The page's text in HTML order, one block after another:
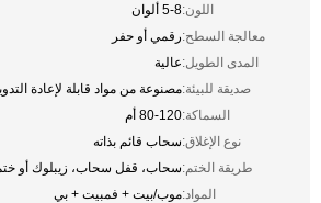
اللون:5-8 ألوان
معالجة السطح:رقمي أو حفر
المدى الطويل:عالية
صديقة للبيئة:مصنوعة من مواد قابلة لإعادة
السماكة:80-120 أم
نوع الإغلاق:سحاب قائم بذاته
طريقة الختم:سحاب، قفل سحاب، زيبلوك أو
المواد:موب/بيت + فمبيت + بي